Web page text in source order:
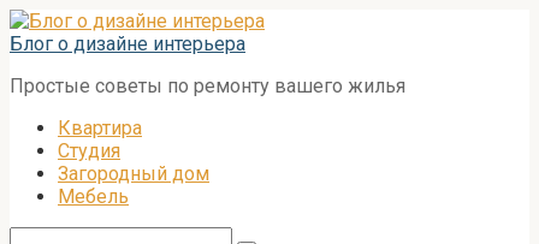
Перейти
к
Блог о дизайне интерьера
Простые советы по ремонту вашего жилья
Квартира
Студия
Загородный дом
Мебель